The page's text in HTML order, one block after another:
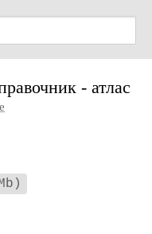
- атлас